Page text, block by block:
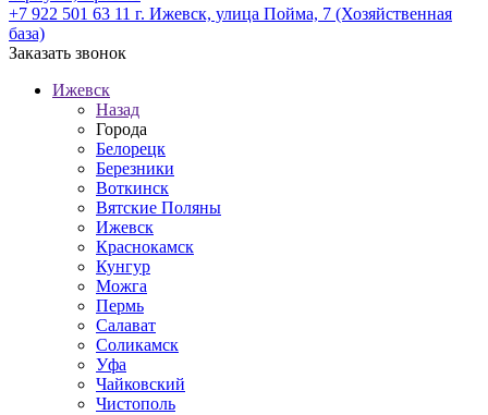
+7 922 501 63 11 г. Ижевск, улица Пойма, 7 (Хозяйственная
база)
Заказать звонок
Ижевск
Назад
Города
Белорецк
Березники
Воткинск
Вятские Поляны
Ижевск
Краснокамск
Кунгур
Можга
Пермь
Салават
Соликамск
Уфа
Чайковский
Чистополь